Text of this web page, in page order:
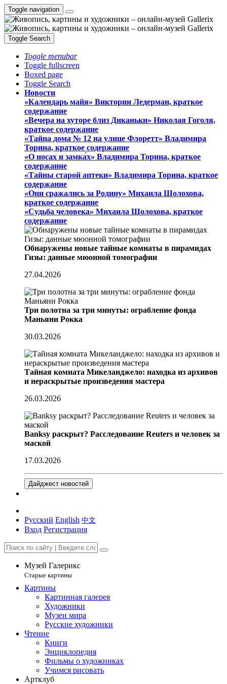
Toggle navigation
Toggle Search
Toggle menubar
Toggle fullscreen
Boxed page
Toggle Search
Новости
«Календарь майя» Виктории Ледерман, краткое
содержание
«Вечера на хуторе близ Диканьки» Николая Гоголя,
краткое содержание
«Тайна дома № 12 на улице Флоретт» Владимира
Торина, краткое содержание
«О носах и замка́х» Владимира Торина, краткое
содержание
«Тайны старой аптеки» Владимира Торина, краткое
содержание
«Они сражались за Родину» Михаила Шолохова,
краткое содержание
«Судьба человека» Михаила Шолохова, краткое
содержание
Обнаружены новые тайные комнаты в пирамидах
Гизы: данные мюонной томографии
27.04.2026
Три полотна за три минуты: ограбление фонда
Маньяни Рокка
30.03.2026
Тайная комната Микеланджело: находка из архивов
и нераскрытые произведения мастера
26.03.2026
Banksy раскрыт? Расследование Reuters и человек за
маской
17.03.2026
Дайджест новостей
Русский English 中文
Вход Регистрация
Музей Галерикс
Старые картины
Картины
Картинная галерея
Художники
Музеи мира
Русские художники
Чтение
Книги
Энциклопедия
Фильмы о художниках
Учимся рисовать
Артклуб